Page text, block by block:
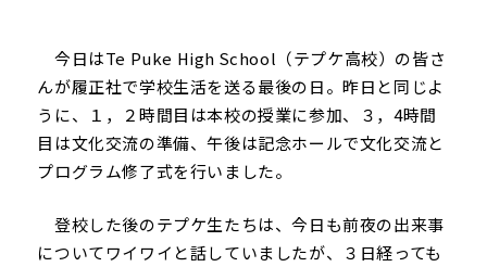
今日はTe Puke High School（テプケ高校）の皆さ
んが履正社で学校生活を送る最後の日。昨日と同じよ
うに、１，２時間目は本校の授業に参加、３，4時間
目は文化交流の準備、午後は記念ホールで文化交流と
プログラム修了式を行いました。
登校した後のテプケ生たちは、今日も前夜の出来事
についてワイワイと話していましたが、３日経っても